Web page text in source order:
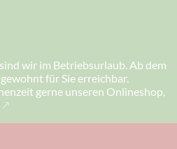
wir im Betriebsurlaub. Ab dem
für Sie erreichbar.
gerne unseren Onlineshop,